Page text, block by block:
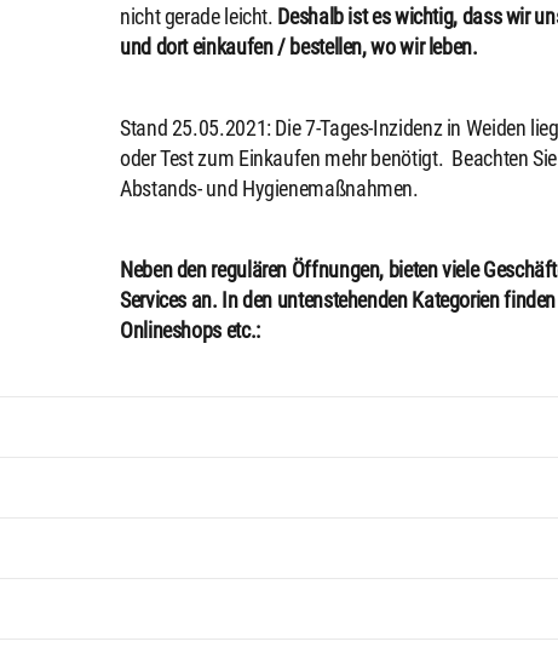
nicht gerade leicht. Deshalb ist es wichtig, dass wir
und dort einkaufen / bestellen, wo wir leben.
Stand 25.05.2021: Die 7-Tages-Inzidenz in Weiden
oder Test zum Einkaufen mehr benötigt. Beachten
Abstands- und Hygienemaßnahmen.
Neben den regulären Öffnungen, bieten viele
Services an. In den untenstehenden Kategorien
Onlineshops etc.: